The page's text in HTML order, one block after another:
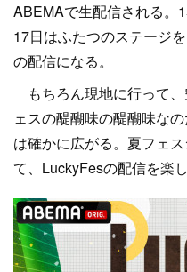
ABEMAで生配信される。
17日はふたつのステージ
の配信になる。
もちろん現地に行って
ェスの醍醐味の醍醐味な
は確かに広がる。夏フェ
て、LuckyFesの配信を楽